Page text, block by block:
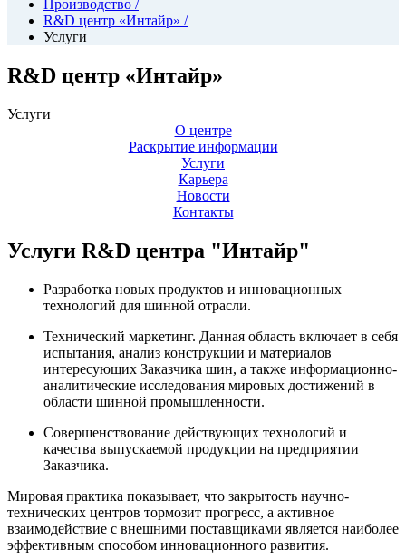
Производство /
R&D центр «Интайр» /
Услуги
R&D центр «Интайр»
Услуги
О центре
Раскрытие информации
Услуги
Карьера
Новости
Контакты
Услуги R&D центра "Интайр"
Разработка новых продуктов и инновационных
технологий для шинной отрасли.
Технический маркетинг. Данная область включает в себя
испытания, анализ конструкции и материалов
интересующих Заказчика шин, а также информационно-
аналитические исследования мировых достижений в
области шинной промышленности.
Совершенствование действующих технологий и
качества выпускаемой продукции на предприятии
Заказчика.
Мировая практика показывает, что закрытость научно-
технических центров тормозит прогресс, а активное
взаимодействие с внешними поставщиками является наиболее
эффективным способом инновационного развития.